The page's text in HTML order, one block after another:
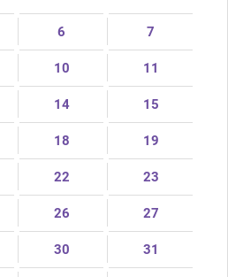
6 7
10 11
14 15
18 19
22 23
26 27
30 31